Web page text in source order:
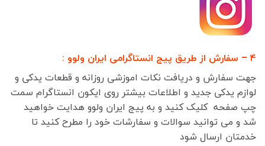
۴ – سفارش از طریق پیج انستاگرامی ایران ولوو :
جهت سفارش و دریافت نکات اموزشی روزانه و قطعات یدکی و
لوازم یدکی جدید و اطلاعات بیشتر روی ایکون انستاگرام سمت
چپ صفحه کلیک کنید و به پیج ایران ولوو هدایت خواهید
شد و می توانید سوالات و سفارشات خود را مطرح کنید تا
خدمتان ارسال شود